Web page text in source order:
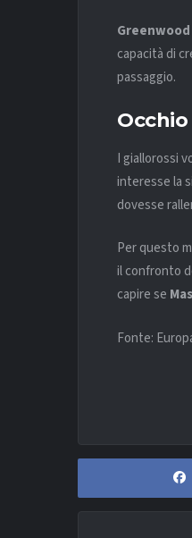
Greenwood
capacità di
passaggio.
I giallorossi
interesse la
dovesse
Per questo
il confronto
capire se
Fonte: